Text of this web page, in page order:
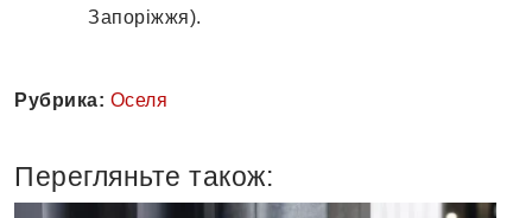
Запоріжжя).
Рубрика: Оселя
Перегляньте також: